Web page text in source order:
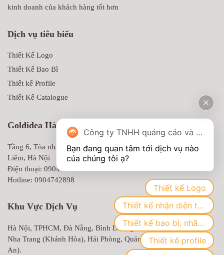
kinh doanh của khách hàng tốt hơn
Dịch vụ tiêu biểu
Thiết Kế Logo
Thiết Kế Bao Bì
Thiết kế Profile
Thiết Kế Catalogue
Goldidea Hà Nội
Tầng 6, Tòa nhà MD Complex, 68 Nguyễn Cơ Thạch, Nam Từ
Liêm, Hà Nội
Điện thoại: 0904100479
Hotline: 0904742898
Khu Vực Dịch Vụ
Hà Nội, TPHCM, Đà Nẵng, Bình Dương, Biên Hòa (Đồng Nai),
Nha Trang (Khánh Hòa), Hải Phòng, Quảng Ninh, Vinh (Nghệ
An).
Công ty TNHH quảng cáo và truyền thông Goldidea
Bạn đang quan tâm tới dịch vụ nào
Thiết kế Logo
Thiết kế nhận diện thương hiệu
Thiết kế bao bì, nhãn mác
Thiết kế profile